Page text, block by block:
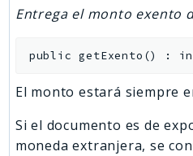
Entrega el monto exento
public getExento () :
El monto estará siempre
Si el documento es de
moneda extranjera, se